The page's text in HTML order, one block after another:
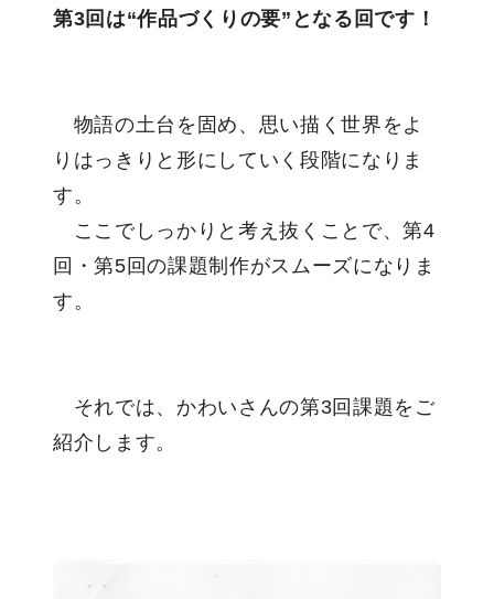
第3回は“作品づくりの要”となる回です！
物語の土台を固め、思い描く世界をよ
りはっきりと形にしていく段階になりま
す。
ここでしっかりと考え抜くことで、第4
回・第5回の課題制作がスムーズになりま
す。
それでは、かわいさんの第3回課題をご
紹介します。